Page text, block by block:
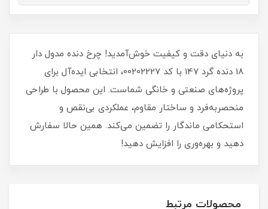
به دنیای دقت و کیفیت خوش‌آمدید! چرخ دنده مدول دار
18 دنده گرد 147 با کد 00202227، انتخابی ایده‌آل برای
پروژه‌های صنعتی و خانگی شماست. این محصول با طراحی
منحصربه‌فرد و ساختار مقاوم، عملکردی بی‌نقص و
استحکامی ماندگار را تضمین می‌کند. همین حالا سفارش
دهید و بهره‌وری را افزایش دهید!
محصولات مرتبط